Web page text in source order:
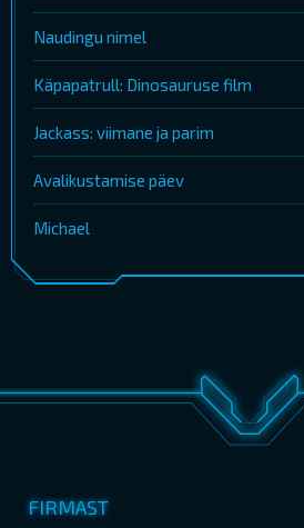
Naudingu nimel
Käpapatrull: Dinosauruse film
Jackass: viimane ja parim
Avalikustamise päev
Michael
FIRMAST